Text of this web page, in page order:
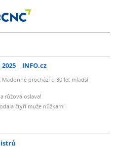
INFO.cz
prochází o 30 let mladší
růžová oslava!
čtyři muže nůžkami